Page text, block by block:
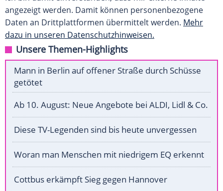
angezeigt werden. Damit können personenbezogene
Daten an Drittplattformen übermittelt werden. Mehr
dazu in unseren Datenschutzhinweisen.
Unsere Themen-Highlights
Mann in Berlin auf offener Straße durch Schüsse
getötet
Ab 10. August: Neue Angebote bei ALDI, Lidl & Co.
Diese TV-Legenden sind bis heute unvergessen
Woran man Menschen mit niedrigem EQ erkennt
Cottbus erkämpft Sieg gegen Hannover